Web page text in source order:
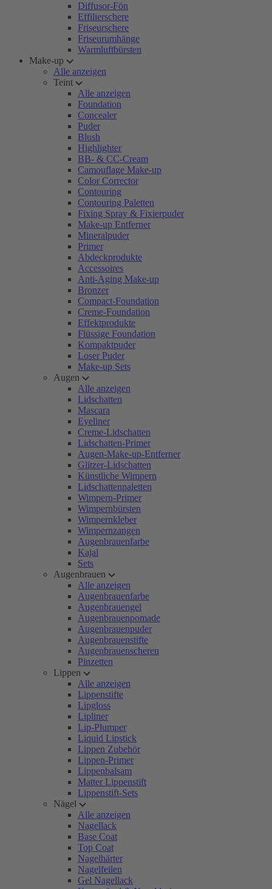
Diffusor-Fön
Effilierschere
Friseurschere
Friseurumhänge
Warmluftbürsten
Make-up
Alle anzeigen
Teint
Alle anzeigen
Foundation
Concealer
Puder
Blush
Highlighter
BB- & CC-Cream
Camouflage Make-up
Color Corrector
Contouring
Contouring Paletten
Fixing Spray & Fixierpuder
Make-up Entferner
Mineralpuder
Primer
Abdeckprodukte
Accessoires
Anti-Aging Make-up
Bronzer
Compact-Foundation
Creme-Foundation
Effektprodukte
Flüssige Foundation
Kompaktpuder
Loser Puder
Make-up Sets
Augen
Alle anzeigen
Lidschatten
Mascara
Eyeliner
Creme-Lidschatten
Lidschatten-Primer
Augen-Make-up-Entferner
Glitzer-Lidschatten
Künstliche Wimpern
Lidschattenpaletten
Wimpern-Primer
Wimpernbürsten
Wimpernkleber
Wimpernzangen
Augenbrauenfarbe
Kajal
Sets
Augenbrauen
Alle anzeigen
Augenbrauenfarbe
Augenbrauengel
Augenbrauenpomade
Augenbrauenpuder
Augenbrauenstifte
Augenbrauenscheren
Pinzetten
Lippen
Alle anzeigen
Lippenstifte
Lipgloss
Lipliner
Lip-Plumper
Liquid Lipstick
Lippen Zubehör
Lippen-Primer
Lippenbalsam
Matter Lippenstift
Lippenstift-Sets
Nägel
Alle anzeigen
Nagellack
Base Coat
Top Coat
Nagelhärter
Nagelfeilen
Gel Nagellack